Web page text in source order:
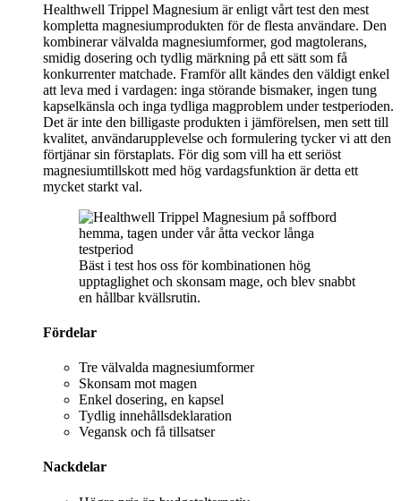
Healthwell Trippel Magnesium är enligt vårt test den mest
kompletta magnesiumprodukten för de flesta användare. Den
kombinerar välvalda magnesiumformer, god magtolerans,
smidig dosering och tydlig märkning på ett sätt som få
konkurrenter matchade. Framför allt kändes den väldigt enkel
att leva med i vardagen: inga störande bismaker, ingen tung
kapselkänsla och inga tydliga magproblem under testperioden.
Det är inte den billigaste produkten i jämförelsen, men sett till
kvalitet, användarupplevelse och formulering tycker vi att den
förtjänar sin förstaplats. För dig som vill ha ett seriöst
magnesiumtillskott med hög vardagsfunktion är detta ett
mycket starkt val.
Bäst i test hos oss för kombinationen hög
upptaglighet och skonsam mage, och blev snabbt
en hållbar kvällsrutin.
Fördelar
Tre välvalda magnesiumformer
Skonsam mot magen
Enkel dosering, en kapsel
Tydlig innehållsdeklaration
Vegansk och få tillsatser
Nackdelar